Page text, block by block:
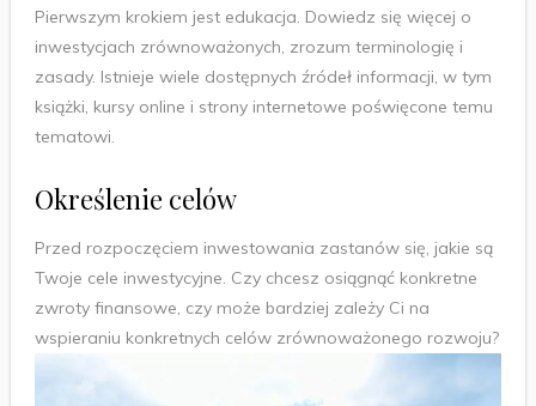
Pierwszym krokiem jest edukacja. Dowiedz się więcej o
inwestycjach zrównoważonych, zrozum terminologię i
zasady. Istnieje wiele dostępnych źródeł informacji, w tym
książki, kursy online i strony internetowe poświęcone temu
tematowi.
Określenie celów
Przed rozpoczęciem inwestowania zastanów się, jakie są
Twoje cele inwestycyjne. Czy chcesz osiągnąć konkretne
zwroty finansowe, czy może bardziej zależy Ci na
wspieraniu konkretnych celów zrównoważonego rozwoju?